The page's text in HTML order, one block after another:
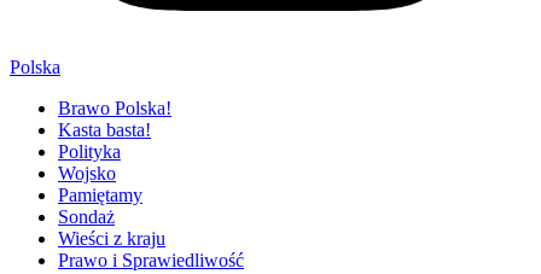
Polska
Brawo Polska!
Kasta basta!
Polityka
Wojsko
Pamiętamy
Sondaż
Wieści z kraju
Prawo i Sprawiedliwość